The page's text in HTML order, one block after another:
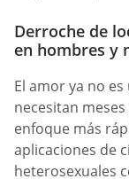
Derroche de
en hombres y
El amor ya no
necesitan
enfoque más
aplicaciones de
heterosexuales